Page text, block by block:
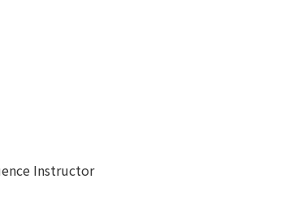
Instructor